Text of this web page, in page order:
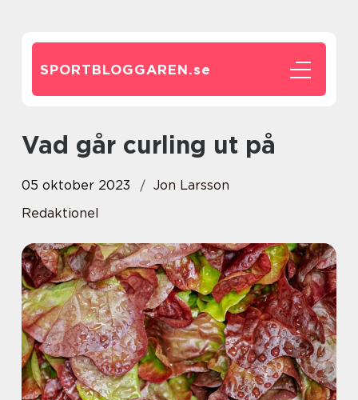
SPORTBLOGGAREN.se
Vad går curling ut på
05 oktober 2023
Jon Larsson
Redaktionel